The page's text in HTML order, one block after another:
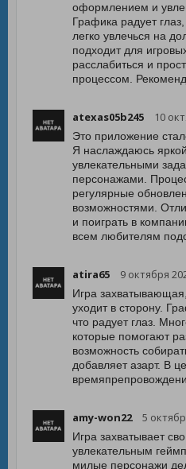
оформлением и
Графика радует
легко увлечься на
подходит для
расслабиться и
процессом.
atexas05b245 10
Это приложение
Я наслаждаюсь
увлекательными
персонажами.
регулярные
возможностями.
и поиграть в
всем любителям
atira65 9 октября
Игра
уходит в сторону.
что радует глаз.
которые помогают
возможность
добавляет азарт. В
amy-won22 5
Игра захватывает
увлекательным
милые персонажи